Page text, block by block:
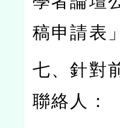
稿申請表
七、針對
聯絡人：